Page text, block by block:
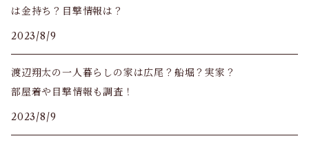
は金持ち？目撃情報は？
2023/8/9
渡辺翔太の一人暮らしの家は広尾？船堀？実家？
部屋着や目撃情報も調査！
2023/8/9